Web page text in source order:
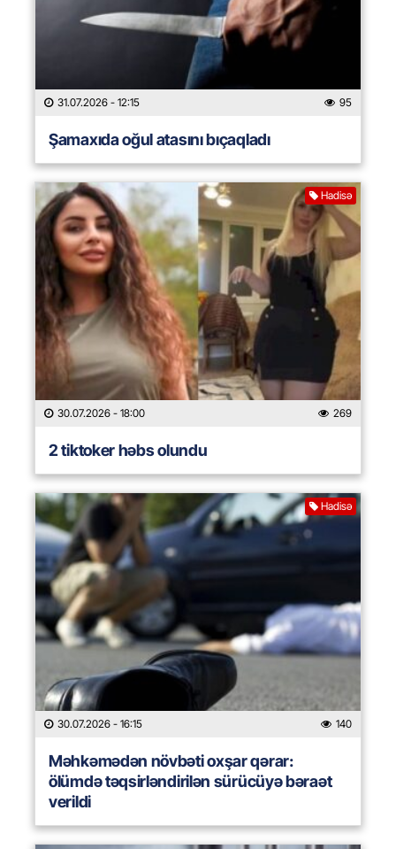
31.07.2026 - 12:15 95
Şamaxıda oğul atasını bıçaqladı
Hadisə
30.07.2026 - 18:00 269
2 tiktoker həbs olundu
Hadisə
30.07.2026 - 16:15 140
Məhkəmədən növbəti oxşar qərar:
ölümdə təqsirləndirilən sürücüyə bəraət
verildi